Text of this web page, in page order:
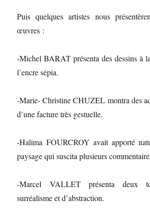
Puis quelques artistes nous
œuvres :
-Michel BARAT présenta des dessins à
l’encre sépia.
-Marie- Christine CHUZEL montra des
d’une facture très gestuelle.
-Halima FOURCROY avait apporté
paysage qui suscita plusieurs
-Marcel VALLET présenta deux
surréalisme et d’abstraction.